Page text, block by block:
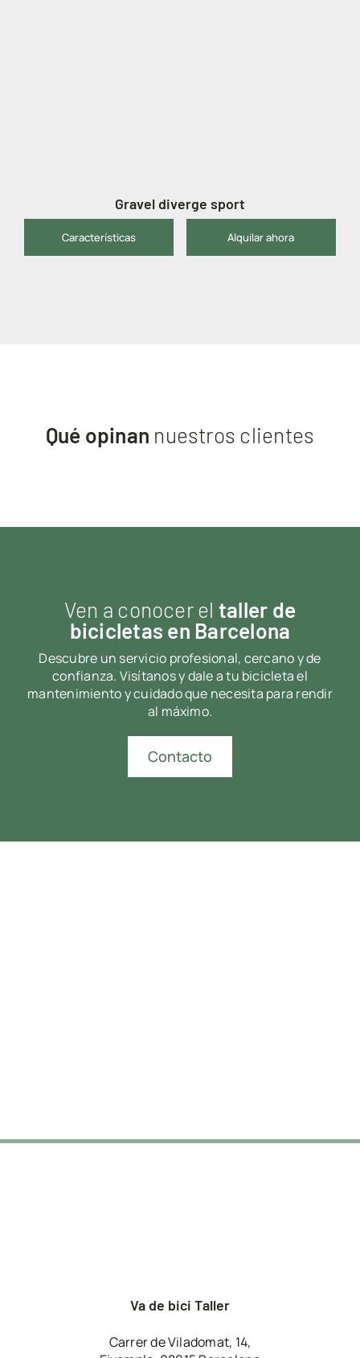
Gravel diverge sport
Características Alquilar ahora
Qué opinan nuestros clientes
Ven a conocer el taller de
bicicletas en Barcelona
Descubre un servicio profesional, cercano y de
confianza. Visítanos y dale a tu bicicleta el
mantenimiento y cuidado que necesita para rendir
al máximo.
Contacto
Va de bici Taller
Carrer de Viladomat, 14,